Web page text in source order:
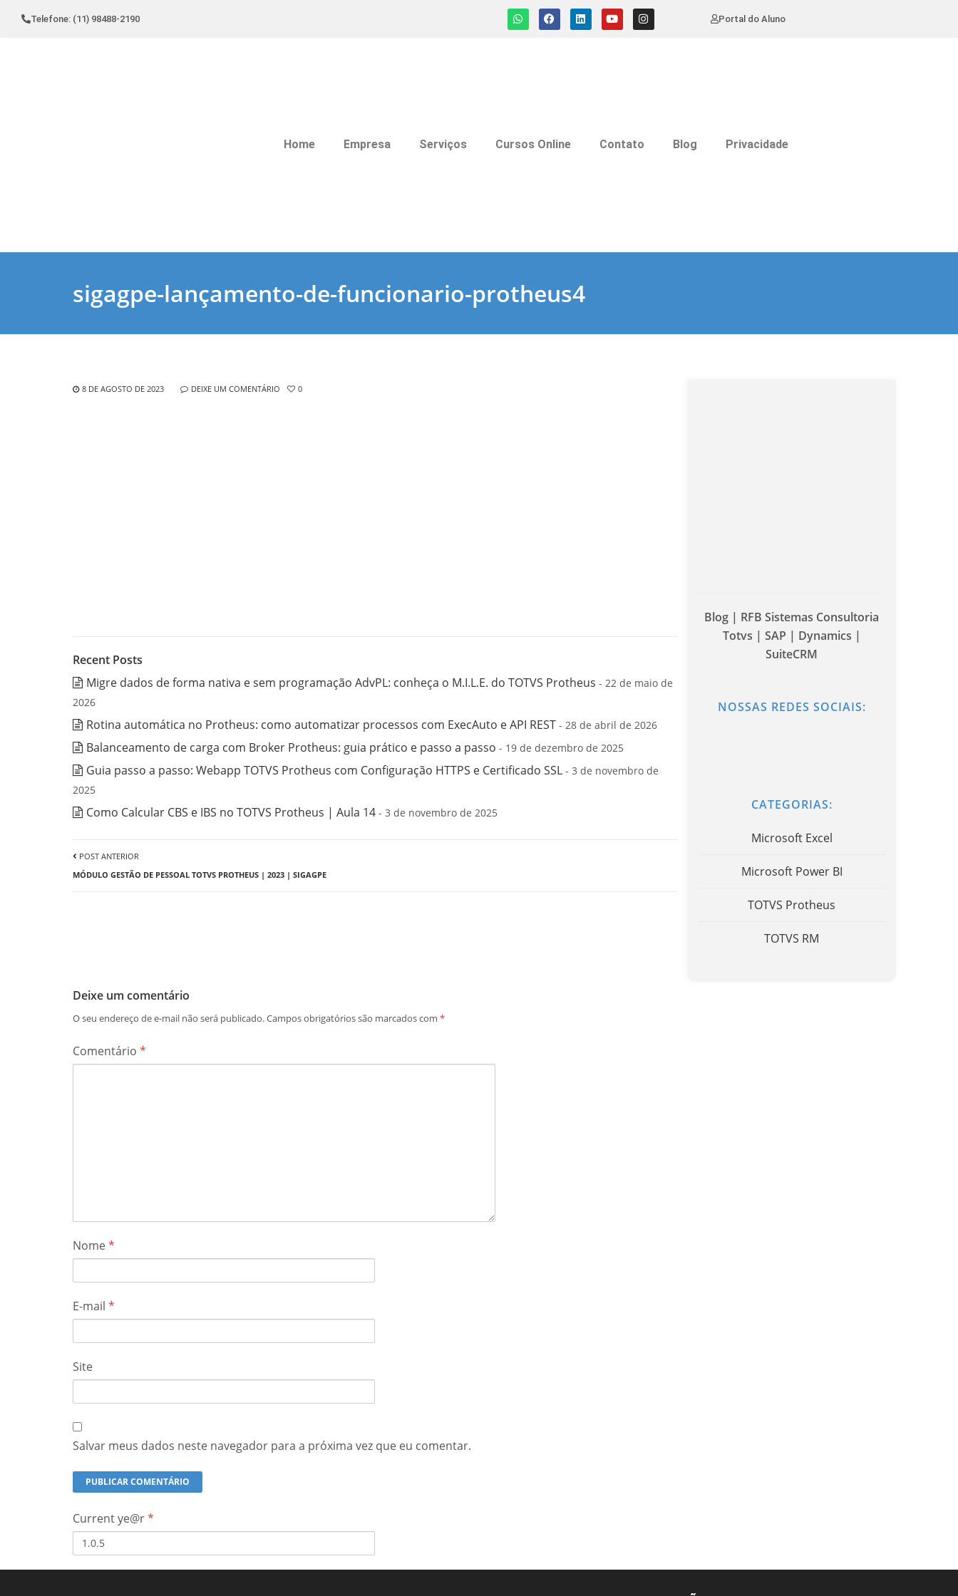
Telefone: (11) 98488-2190 Portal do Aluno
Home Empresa Serviços Cursos Online Contato Blog Privacidade
sigagpe-lançamento-de-funcionario-protheus4
8 DE AGOSTO DE 2023 DEIXE UM COMENTÁRIO 0
Recent Posts
Migre dados de forma nativa e sem programação AdvPL: conheça o M.I.L.E. do TOTVS Protheus - 22 de maio de
2026
Rotina automática no Protheus: como automatizar processos com ExecAuto e API REST - 28 de abril de 2026
Balanceamento de carga com Broker Protheus: guia prático e passo a passo - 19 de dezembro de 2025
Guia passo a passo: Webapp TOTVS Protheus com Configuração HTTPS e Certificado SSL - 3 de novembro de
2025
Como Calcular CBS e IBS no TOTVS Protheus | Aula 14 - 3 de novembro de 2025
POST ANTERIOR
MÓDULO GESTÃO DE PESSOAL TOTVS PROTHEUS | 2023 | SIGAGPE
Deixe um comentário
O seu endereço de e-mail não será publicado.Campos obrigatórios são marcados com *
Comentário *
Nome*
E-mail *
Site
Salvar meus dados neste navegador para a próxima vez que eu comentar.
Current ye@r*
Blog | RFB Sistemas Consultoria
Totvs | SAP | Dynamics |
SuiteCRM
NOSSAS REDES SOCIAIS:
CATEGORIAS:
Microsoft Excel
Microsoft Power BI
TOTVS Protheus
TOTVS RM